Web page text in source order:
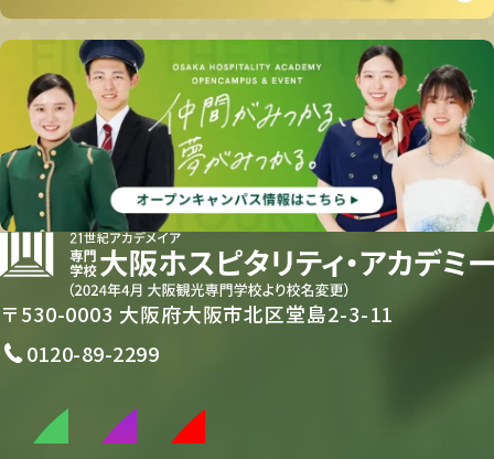
〒530-0003 大阪府大阪市北区堂島2-3-11
0120-89-2299